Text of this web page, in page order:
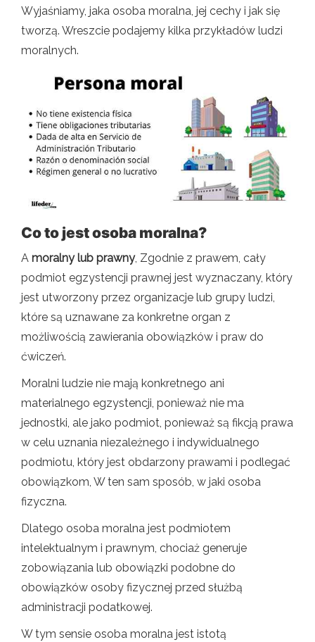
Wyjaśniamy, jaka osoba moralna, jej cechy i jak się
tworzą. Wreszcie podajemy kilka przykładów ludzi
moralnych.
Co to jest osoba moralna?
A moralny lub prawny, Zgodnie z prawem, cały
podmiot egzystencji prawnej jest wyznaczany, który
jest utworzony przez organizacje lub grupy ludzi,
które są uznawane za konkretne organ z
możliwością zawierania obowiązków i praw do
ćwiczeń.
Moralni ludzie nie mają konkretnego ani
materialnego egzystencji, ponieważ nie ma
jednostki, ale jako podmiot, ponieważ są fikcją prawa
w celu uznania niezależnego i indywidualnego
podmiotu, który jest obdarzony prawami i podlegać
obowiązkom, W ten sam sposób, w jaki osoba
fizyczna.
Dlatego osoba moralna jest podmiotem
intelektualnym i prawnym, chociaż generuje
zobowiązania lub obowiązki podobne do
obowiązków osoby fizycznej przed służbą
administracji podatkowej.
W tym sensie osoba moralna jest istotą